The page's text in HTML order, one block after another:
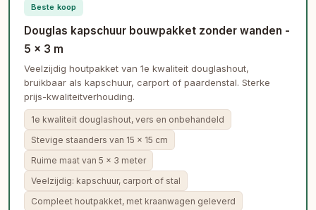
Beste koop
Douglas kapschuur bouwpakket zonder wanden -
5 × 3 m
Veelzijdig houtpakket van 1e kwaliteit douglashout,
bruikbaar als kapschuur, carport of paardenstal. Sterke
prijs-kwaliteitverhouding.
1e kwaliteit douglashout, vers en onbehandeld
Stevige staanders van 15 × 15 cm
Ruime maat van 5 × 3 meter
Veelzijdig: kapschuur, carport of stal
Compleet houtpakket, met kraanwagen geleverd